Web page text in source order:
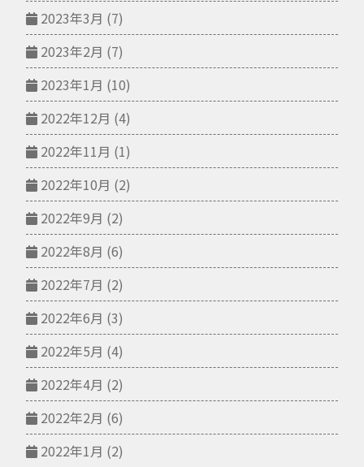
2023年3月 (7)
2023年2月 (7)
2023年1月 (10)
2022年12月 (4)
2022年11月 (1)
2022年10月 (2)
2022年9月 (2)
2022年8月 (6)
2022年7月 (2)
2022年6月 (3)
2022年5月 (4)
2022年4月 (2)
2022年2月 (6)
2022年1月 (2)